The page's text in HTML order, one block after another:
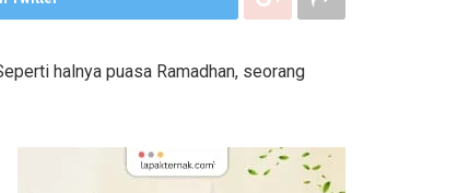
halnya puasa Ramadhan, seorang